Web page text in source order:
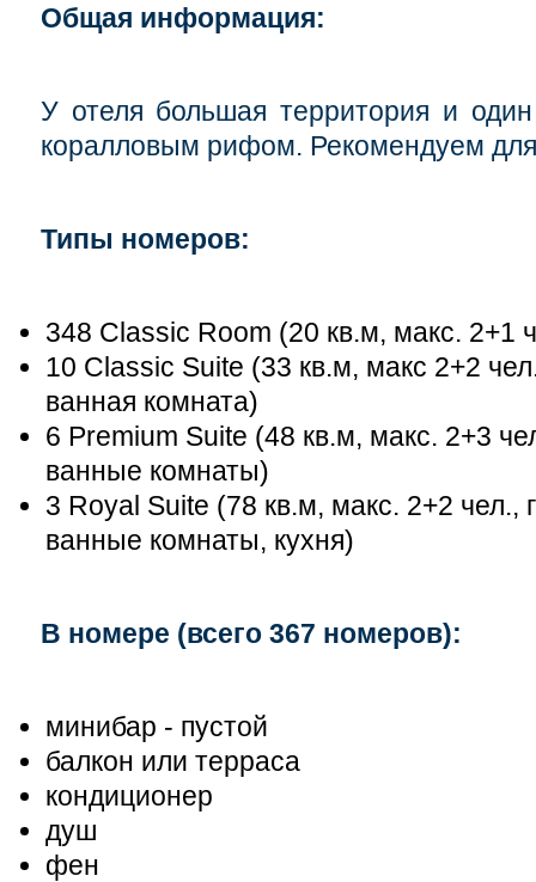
Общая информация:
У отеля большая территория и
коралловым рифом. Рекомендуем для
Типы номеров:
348 Classic Room (20 кв.м, макс. 2+1
10 Classic Suite (33 кв.м, макс 2+2
ванная комната)
6 Premium Suite (48 кв.м, макс. 2+3
ванные комнаты)
3 Royal Suite (78 кв.м, макс. 2+2 чел.,
ванные комнаты, кухня)
В номере (всего 367 номеров):
минибар - пустой
балкон или терраса
кондиционер
душ
фен